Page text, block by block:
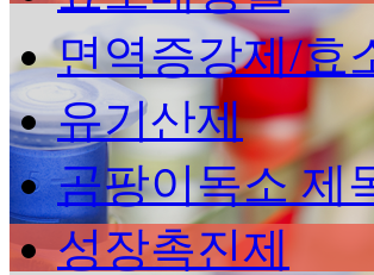
면역증강제/효
유기산제
곰팡이독소 제
성장촉진제